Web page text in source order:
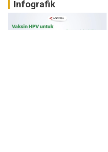
Infografik